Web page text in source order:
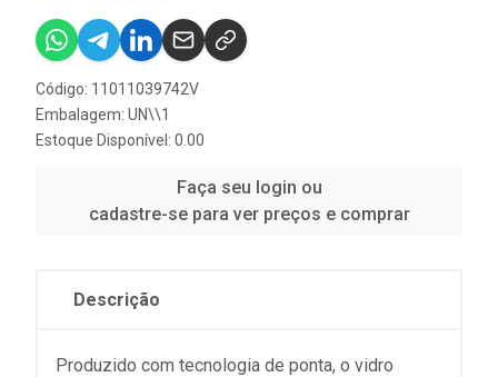
Código: 11011039742V
Embalagem: UN\\1
Estoque Disponível: 0.00
Faça seu login ou
cadastre-se para ver preços e comprar
Descrição
Produzido com tecnologia de ponta, o vidro